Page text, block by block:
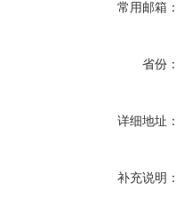
常用邮箱：
省份：
详细地址：
补充说明：